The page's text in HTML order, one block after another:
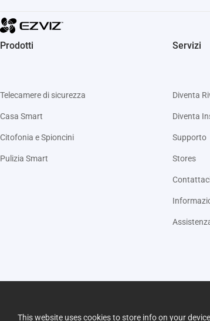
Prodotti
Telecamere di sicurezza
Casa Smart
Citofonia e Spioncini
Pulizia Smart
Servizi
Diventa
Diventa
Supporto
Stores
This website uses cookies to store info on your